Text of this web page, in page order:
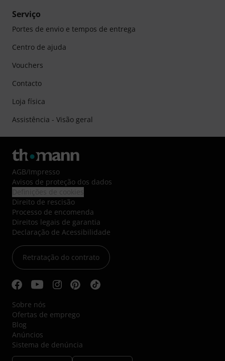
Serviço
Portes de envio e tempos de entrega
Centro de ajuda
Vouchers
Contacto
Loja física
Assistência - Visão geral
AGB/Impresso
Avisos de proteção dos dados
Direito de rescisão
Processo de encomenda
Direitos legais de garantia
Declaração de Acessibilidade
Retratação do contrato
Sobre nós
Ofertas de emprego
Blog
Anúncios
Sistema de denúncia